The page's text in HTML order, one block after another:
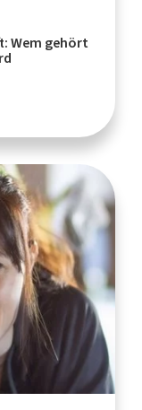
Wem gehört